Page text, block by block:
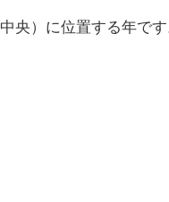
央）に位置する年で